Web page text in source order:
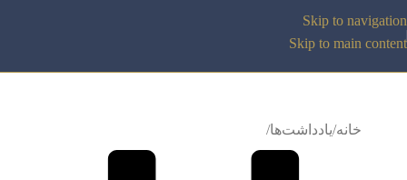
Skip to navigation
Skip to main content
خانه یادداشت‌ها